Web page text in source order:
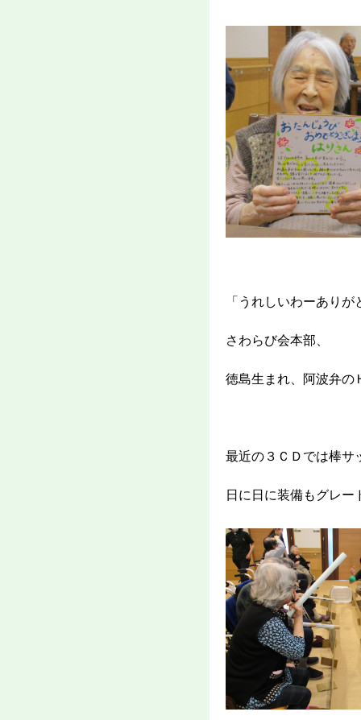
「うれしいわーありが
さわらび会本部、
徳島生まれ、阿波弁の
最近の３ＣＤでは棒サ
日に日に装備もグレー